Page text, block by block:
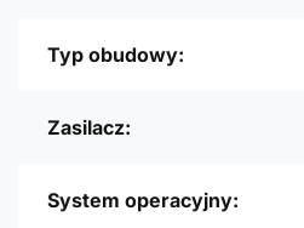
Typ obudowy:
Zasilacz:
System operacyjny: